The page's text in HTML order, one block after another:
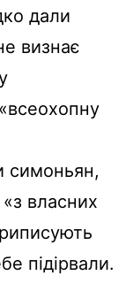
дали
визнає
симоньян,
власних
підірвали.